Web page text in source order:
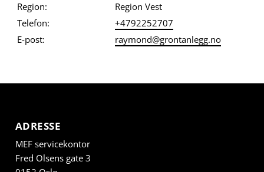
Region:
Region Vest
Telefon:
+4792252707
E-post:
raymond@grontanlegg.no
ADRESSE
MEF servicekontor
Fred Olsens gate 3